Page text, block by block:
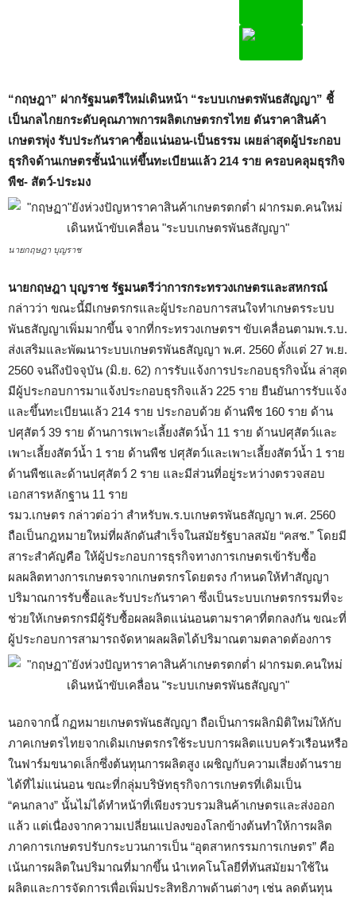
“กฤษฎา” ฝากรัฐมนตรีใหม่เดินหน้า “ระบบเกษตรพันธสัญญา” ชี้
เป็นกลไกยกระดับคุณภาพการผลิตเกษตรกรไทย ดันราคาสินค้า
เกษตรพุ่ง รับประกันราคาซื้อแน่นอน-เป็นธรรม เผยล่าสุดผู้ประกอบ
ธุรกิจด้านเกษตรชั้นนำแห่ขึ้นทะเบียนแล้ว 214 ราย ครอบคลุมธุรกิจ
พืช- สัตว์-ประมง
นายกฤษฎา บุญราช
นายกฤษฎา บุญราช รัฐมนตรีว่าการกระทรวงเกษตรและสหกรณ์
กล่าวว่า ขณะนี้มีเกษตรกรและผู้ประกอบการสนใจทำเกษตรระบบ
พันธสัญญาเพิ่มมากขึ้น จากที่กระทรวงเกษตรฯ ขับเคลื่อนตามพ.ร.บ.
ส่งเสริมและพัฒนาระบบเกษตรพันธสัญญา พ.ศ. 2560 ตั้งแต่ 27 พ.ย.
2560 จนถึงปัจจุบัน (มิ.ย. 62) การรับแจ้งการประกอบธุรกิจนั้น ล่าสุด
มีผู้ประกอบการมาแจ้งประกอบธุรกิจแล้ว 225 ราย ยืนยันการรับแจ้ง
และขึ้นทะเบียนแล้ว 214 ราย ประกอบด้วย ด้านพืช 160 ราย ด้าน
ปศุสัตว์ 39 ราย ด้านการเพาะเลี้ยงสัตว์น้ำ 11 ราย ด้านปศุสัตว์และ
เพาะเลี้ยงสัตว์น้ำ 1 ราย ด้านพืช ปศุสัตว์และเพาะเลี้ยงสัตว์น้ำ 1 ราย
ด้านพืชและด้านปศุสัตว์ 2 ราย และมีส่วนที่อยู่ระหว่างตรวจสอบ
เอกสารหลักฐาน 11 ราย
รมว.เกษตร กล่าวต่อว่า สำหรับพ.ร.บเกษตรพันธสัญญา พ.ศ. 2560
ถือเป็นกฎหมายใหม่ที่ผลักดันสำเร็จในสมัยรัฐบาลสมัย “คสช.” โดยมี
สาระสำคัญคือ ให้ผู้ประกอบการธุรกิจทางการเกษตรเข้ารับซื้อ
ผลผลิตทางการเกษตรจากเกษตรกรโดยตรง กำหนดให้ทำสัญญา
ปริมาณการรับซื้อและรับประกันราคา ซึ่งเป็นระบบเกษตรกรรมที่จะ
ช่วยให้เกษตรกรมีผู้รับซื้อผลผลิตแน่นอนตามราคาที่ตกลงกัน ขณะที่
ผู้ประกอบการสามารถจัดหาผลผลิตได้ปริมาณตามตลาดต้องการ
นอกจากนี้ กฏหมายเกษตรพันธสัญญา ถือเป็นการผลิกมิติใหม่ให้กับ
ภาคเกษตรไทยจากเดิมเกษตรกรใช้ระบบการผลิตแบบครัวเรือนหรือ
ในฟาร์มขนาดเล็กซึ่งต้นทุนการผลิตสูง เผชิญกับความเสี่ยงด้านราย
ได้ที่ไม่แน่นอน ขณะที่กลุ่มบริษัทธุรกิจการเกษตรที่เดิมเป็น
“คนกลาง” นั้นไม่ได้ทำหน้าที่เพียงรวบรวมสินค้าเกษตรและส่งออก
แล้ว แต่เนื่องจากความเปลี่ยนแปลงของโลกข้างต้นทำให้การผลิต
ภาคการเกษตรปรับกระบวนการเป็น “อุตสาหกรรมการเกษตร” คือ
เน้นการผลิตในปริมาณที่มากขึ้น นำเทคโนโลยีที่ทันสมัยมาใช้ใน
ผลิตและการจัดการเพื่อเพิ่มประสิทธิภาพด้านต่างๆ เช่น ลดต้นทุน